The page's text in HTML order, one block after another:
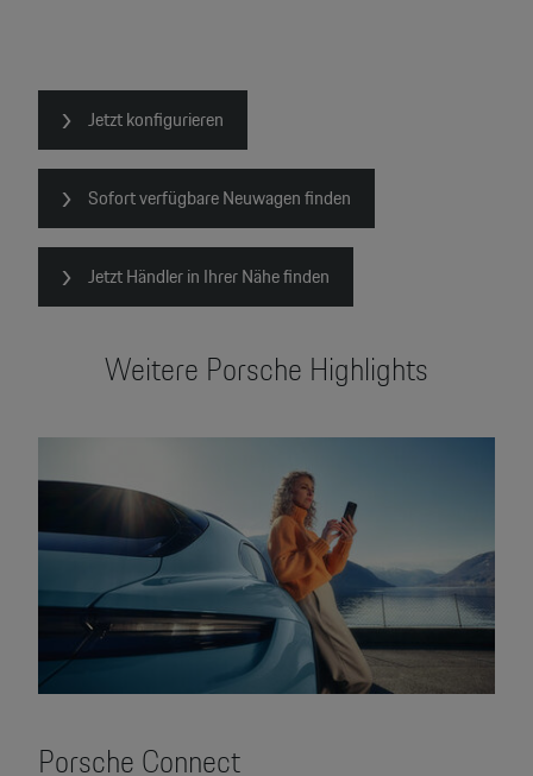
Jetzt konfigurieren
Sofort verfügbare Neuwagen finden
Jetzt Händler in Ihrer Nähe finden
Weitere Porsche Highlights
Porsche Connect